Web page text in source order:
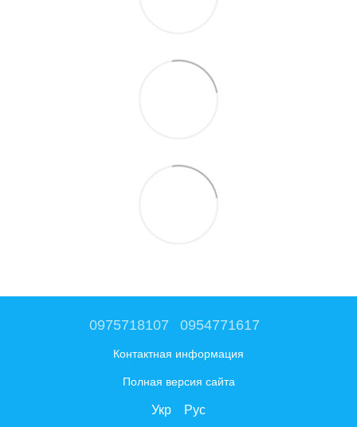
0975718107 0954771617
Контактная информация
Полная версия сайта
Укр Рус